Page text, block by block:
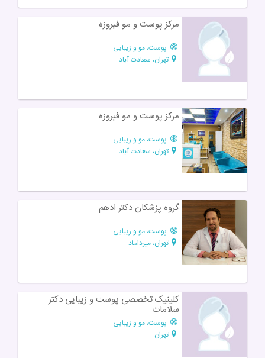
مرکز پوست و مو فیروزه
پوست، مو و زیبایی
تهران، سعادت آباد
مرکز پوست و مو فیروزه
پوست، مو و زیبایی
تهران، سعادت آباد
گروه پزشکان دکتر ادهم
پوست، مو و زیبایی
تهران، میرداماد
کلینیک تخصصی پوست و زیبایی دکتر
سلامات
پوست، مو و زیبایی
تهران